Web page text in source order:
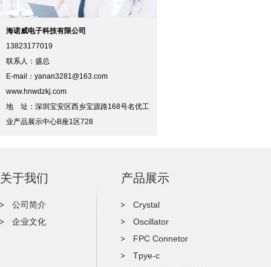
海诺威电子科技有限公司
13823177019
联系人：盛总
E-mail： yanan3281@163.com
www.hnwdzkj.com
地 址：深圳宝安区西乡宝源路168号名优工
业产品展示中心B座1区728
关于我们
公司简介
企业文化
产品展示
Crystal
Oscillator
FPC Connetor
Tpye-c